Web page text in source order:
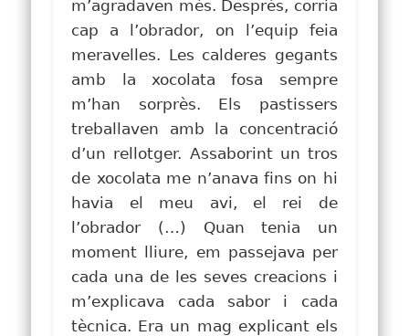
m’agradaven més. Després, corria
cap a l’obrador, on l’equip feia
meravelles. Les calderes gegants
amb la xocolata fosa sempre
m’han sorprès. Els pastissers
treballaven amb la concentració
d’un rellotger. Assaborint un tros
de xocolata me n’anava fins on hi
havia el meu avi, el rei de
l’obrador (…) Quan tenia un
moment lliure, em passejava per
cada una de les seves creacions i
m’explicava cada sabor i cada
tècnica. Era un mag explicant els